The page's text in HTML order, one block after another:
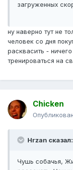
загруженных
ну наверно тут не
человек со дня
расквасить -
тренироваться на
Chicken
Hrzan сказал:
Чушь собачья,